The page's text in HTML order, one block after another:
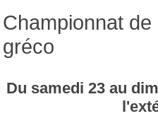
Championnat
gréco
Du samedi 23 au